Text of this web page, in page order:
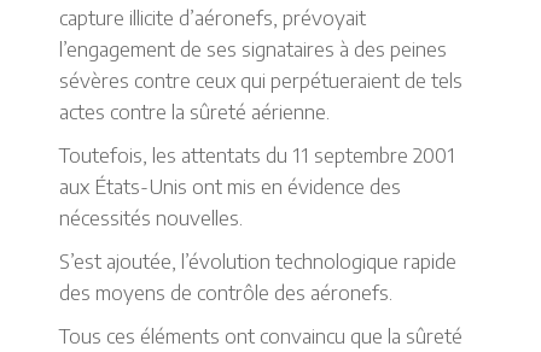
capture illicite d’aéronefs, prévoyait
l’engagement de ses signataires à des peines
sévères contre ceux qui perpétueraient de tels
actes contre la sûreté aérienne.
Toutefois, les attentats du 11 septembre 2001
aux États-Unis ont mis en évidence des
nécessités nouvelles.
S’est ajoutée, l’évolution technologique rapide
des moyens de contrôle des aéronefs.
Tous ces éléments ont convaincu que la sûreté